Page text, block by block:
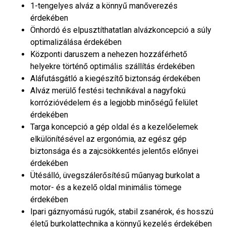
1-tengelyes alváz a könnyű manőverezés
érdekében
Önhordó és elpusztíthatatlan alvázkoncepció a súly
optimalizálása érdekében
Központi daruszem a nehezen hozzáférhető
helyekre történő optimális szállítás érdekében
Aláfutásgátló a kiegészítő biztonság érdekében
Alváz merülő festési technikával a nagyfokú
korrózióvédelem és a legjobb minőségű felület
érdekében
Targa koncepció a gép oldal és a kezelőelemek
elkülönítésével az ergonómia, az egész gép
biztonsága és a zajcsökkentés jelentős előnyei
érdekében
Ütésálló, üvegszálerősítésű műanyag burkolat a
motor- és a kezelő oldal minimális tömege
érdekében
Ipari gáznyomású rugók, stabil zsanérok, és hosszú
életű burkolattechnika a könnyű kezelés érdekében